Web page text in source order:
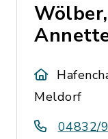
Meldorf
04832/